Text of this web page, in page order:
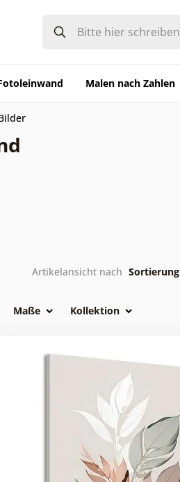
Malen nach Zahlen
Artikelansicht nach Sortierung
Maße Kollektion